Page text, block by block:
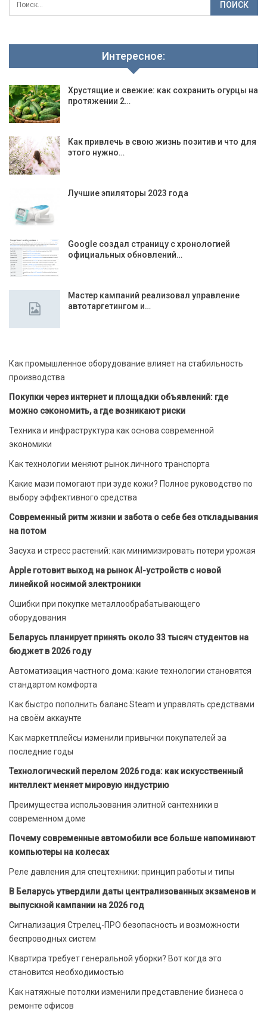
Интересное:
Хрустящие и свежие: как сохранить огурцы на
протяжении 2…
Как привлечь в свою жизнь позитив и что для
этого нужно…
Лучшие эпиляторы 2023 года
Google создал страницу с хронологией
официальных обновлений…
Мастер кампаний реализовал управление
автотаргетингом и…
Как промышленное оборудование влияет на стабильность
производства
Покупки через интернет и площадки объявлений: где
можно сэкономить, а где возникают риски
Техника и инфраструктура как основа современной
экономики
Как технологии меняют рынок личного транспорта
Какие мази помогают при зуде кожи? Полное руководство по
выбору эффективного средства
Современный ритм жизни и забота о себе без откладывания
на потом
Засуха и стресс растений: как минимизировать потери урожая
Apple готовит выход на рынок AI-устройств с новой
линейкой носимой электроники
Ошибки при покупке металлообрабатывающего
оборудования
Беларусь планирует принять около 33 тысяч студентов на
бюджет в 2026 году
Автоматизация частного дома: какие технологии становятся
стандартом комфорта
Как быстро пополнить баланс Steam и управлять средствами
на своём аккаунте
Как маркетплейсы изменили привычки покупателей за
последние годы
Технологический перелом 2026 года: как искусственный
интеллект меняет мировую индустрию
Преимущества использования элитной сантехники в
современном доме
Почему современные автомобили все больше напоминают
компьютеры на колесах
Реле давления для спецтехники: принцип работы и типы
В Беларусь утвердили даты централизованных экзаменов и
выпускной кампании на 2026 год
Сигнализация Стрелец-ПРО безопасность и возможности
беспроводных систем
Квартира требует генеральной уборки? Вот когда это
становится необходимостью
Как натяжные потолки изменили представление бизнеса о
ремонте офисов